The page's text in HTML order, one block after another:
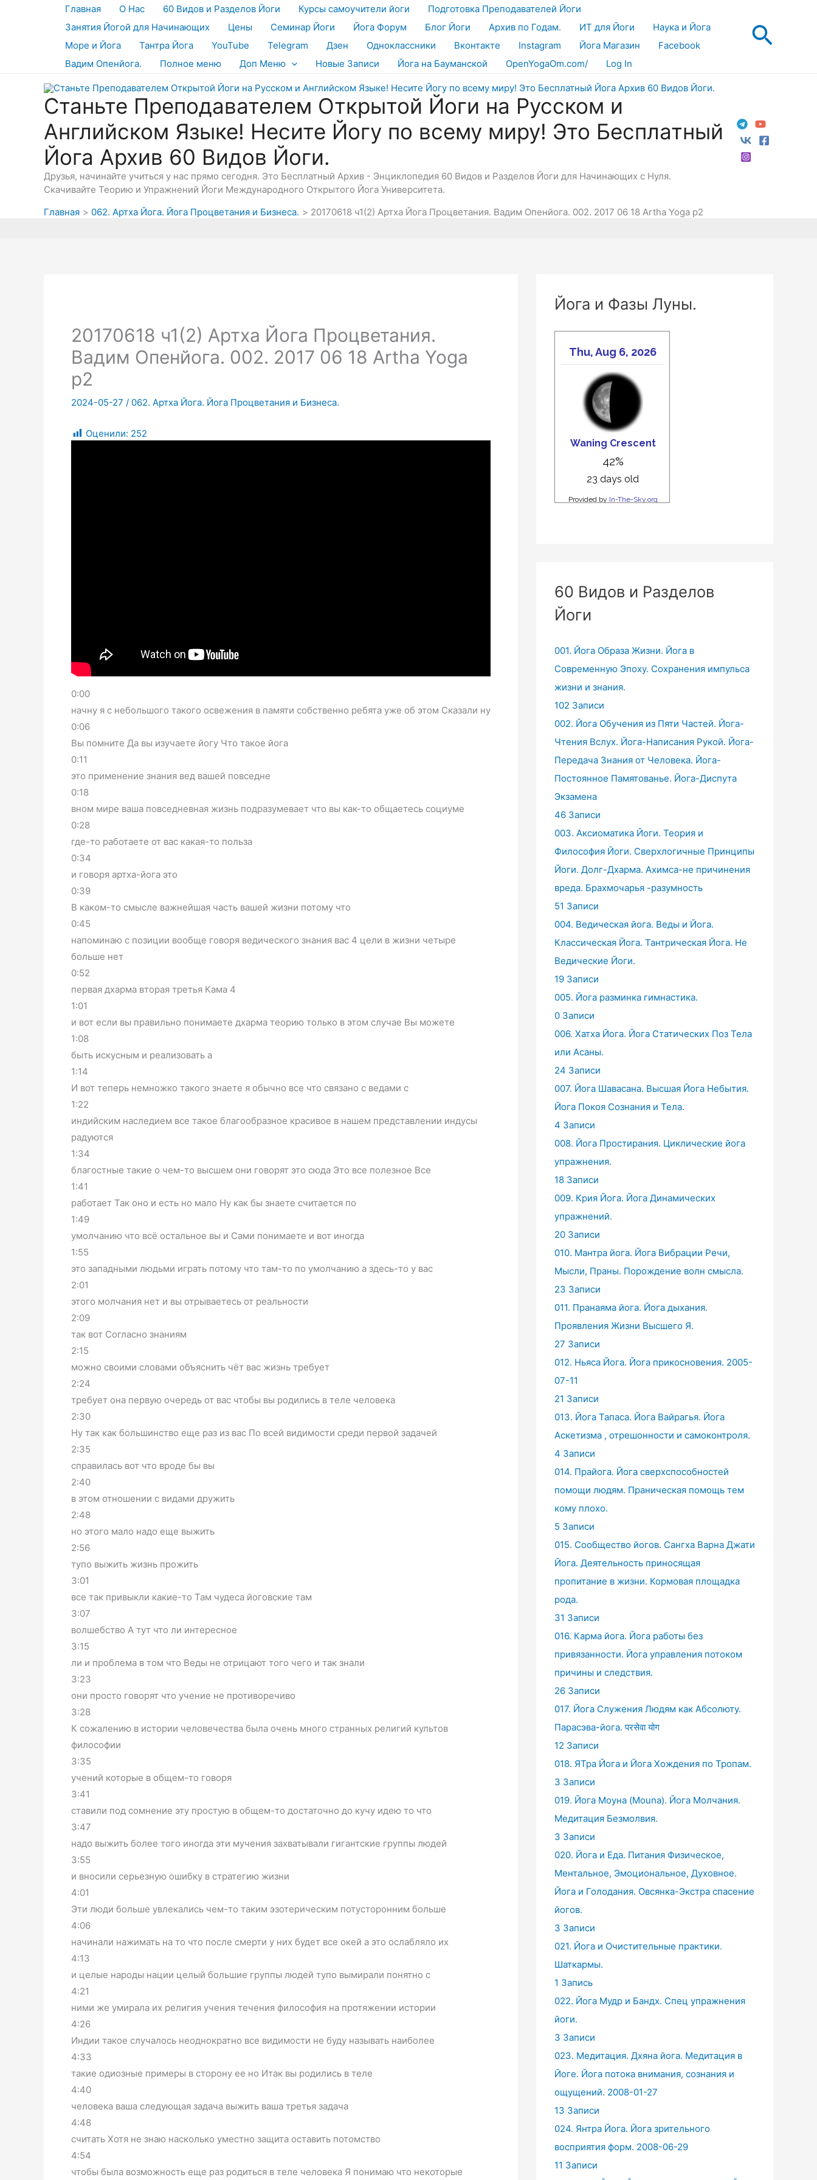
Главная О Нас 60 Видов и Разделов Йоги Курсы самоучители йоги
Подготовка Преподавателей Йоги
Занятия Йогой для Начинающих
Цены Семинар Йоги Йога Форум Блог Йоги Архив по Годам. ИТ для Йоги
Наука и Йога
Море и Йога
Тантра Йога YouTube Telegram Дзен Одноклассники Вконтакте Instagram Йога Магазин
Facebook
Вадим Опенйога.
Полное меню Доп Меню Новые Записи Йога на Бауманской OpenYogaOm.com/ Log In
Станьте Преподавателем Открытой Йоги на Русском и
Английском Языке! Несите Йогу по всему миру! Это Бесплатный
Йога Архив 60 Видов Йоги.
Друзья, начинайте учиться у нас прямо сегодня. Это Бесплатный Архив - Энциклопедия 60 Видов и Разделов Йоги для Начинающих с Нуля.
Скачивайте Теорию и Упражнений Йоги Международного Открытого Йога Университета.
Главная
062. Артха Йога. Йога Процветания и Бизнеса. 20170618 ч1(2) Артха Йога Процветания. Вадим Опенйога. 002. 2017 06 18 Artha Yoga p2
20170618 ч1(2) Артха Йога Процветания.
Вадим Опенйога. 002. 2017 06 18 Artha Yoga
p2
2024-05-27 / 062. Артха Йога. Йога Процветания и Бизнеса.
Оценили: 252
0:00
начну я с небольшого такого освежения в памяти собственно ребята уже об этом Сказали ну
0:06
Вы помните Да вы изучаете йогу Что такое йога
0:11
это применение знания вед вашей повседне
0:18
вном мире ваша повседневная жизнь подразумевает что вы как-то общаетесь социуме
0:28
где-то работаете от вас какая-то польза
0:34
и говоря артха-йога это
0:39
В каком-то смысле важнейшая часть вашей жизни потому что
0:45
напоминаю с позиции вообще говоря ведического знания вас 4 цели в жизни четыре
больше нет
0:52
первая дхарма вторая третья Кама 4
1:01
и вот если вы правильно понимаете дхарма теорию только в этом случае Вы можете
1:08
быть искусным и реализовать а
1:14
И вот теперь немножко такого знаете я обычно все что связано с ведами с
1:22
индийским наследием все такое благообразное красивое в нашем представлении индусы
радуются
1:34
благостные такие о чем-то высшем они говорят это сюда Это все полезное Все
1:41
работает Так оно и есть но мало Ну как бы знаете считается по
1:49
умолчанию что всё остальное вы и Сами понимаете и вот иногда
1:55
это западными людьми играть потому что там-то по умолчанию а здесь-то у вас
2:01
этого молчания нет и вы отрываетесь от реальности
2:09
так вот Согласно знаниям
2:15
можно своими словами объяснить чёт вас жизнь требует
2:24
требует она первую очередь от вас чтобы вы родились в теле человека
2:30
Ну так как большинство еще раз из вас По всей видимости среди первой задачей
2:35
справилась вот что вроде бы вы
2:40
в этом отношении с видами дружить
2:48
но этого мало надо еще выжить
2:56
тупо выжить жизнь прожить
3:01
все так привыкли какие-то Там чудеса йоговские там
3:07
волшебство А тут что ли интересное
3:15
ли и проблема в том что Веды не отрицают того чего и так знали
3:23
они просто говорят что учение не противоречиво
3:28
К сожалению в истории человечества была очень много странных религий культов
философии
3:35
учений которые в общем-то говоря
3:41
ставили под сомнение эту простую в общем-то достаточно до кучу идею то что
3:47
надо выжить более того иногда эти мучения захватывали гигантские группы людей
3:55
и вносили серьезную ошибку в стратегию жизни
4:01
Эти люди больше увлекались чем-то таким эзотерическим потусторонним больше
4:06
начинали нажимать на то что после смерти у них будет все окей а это ослабляло их
4:13
и целые народы нации целый большие группы людей тупо вымирали понятно с
4:21
ними же умирала их религия учения течения философия на протяжении истории
4:26
Индии такое случалось неоднократно все видимости не буду называть наиболее
4:33
такие одиозные примеры в сторону ее но Итак вы родились в теле
4:40
человека ваша следующая задача выжить ваша третья задача
4:48
считать Хотя не знаю насколько уместно защита оставить потомство
4:54
чтобы была возможность еще раз родиться в теле человека Я понимаю что некоторые
Йога и Фазы Луны.
60 Видов и Разделов
Йоги
001. Йога Образа Жизни. Йога в
Современную Эпоху. Сохранения импульса
жизни и знания.
102 Записи
002. Йога Обучения из Пяти Частей. Йога-
Чтения Вслух. Йога-Написания Рукой. Йога-
Передача Знания от Человека. Йога-
Постоянное Памятованье. Йога-Диспута
Экзамена
46 Записи
003. Аксиоматика Йоги. Теория и
Философия Йоги. Сверхлогичные Принципы
Йоги. Долг-Дхарма. Ахимса-не причинения
вреда. Брахмочарья -разумность
51 Записи
004. Ведическая йога. Веды и Йога.
Классическая Йога. Тантрическая Йога. Не
Ведические Йоги.
19 Записи
005. Йога разминка гимнастика.
0 Записи
006. Хатха Йога. Йога Статических Поз Тела
или Асаны.
24 Записи
007. Йога Шавасана. Высшая Йога Небытия.
Йога Покоя Сознания и Тела.
4 Записи
008. Йога Простирания. Циклические йога
упражнения.
18 Записи
009. Крия Йога. Йога Динамических
упражнений.
20 Записи
010. Мантра йога. Йога Вибрации Речи,
Мысли, Праны. Порождение волн смысла.
23 Записи
011. Пранаяма йога. Йога дыхания.
Проявления Жизни Высшего Я.
27 Записи
012. Ньяса Йога. Йога прикосновения. 2005-
07-11
21 Записи
013. Йога Тапаса. Йога Вайрагья. Йога
Аскетизма , отрешонности и самоконтроля.
4 Записи
014. Прайога. Йога сверхспособностей
помощи людям. Праническая помощь тем
кому плохо.
5 Записи
015. Сообщество йогов. Сангха Варна Джати
Йога. Деятельность приносящая
пропитание в жизни. Кормовая площадка
рода.
31 Записи
016. Карма йога. Йога работы без
привязанности. Йога управления потоком
причины и следствия.
26 Записи
017. Йога Служения Людям как Абсолюту.
Парасэва-йога. परसेवा योग
12 Записи
018. ЯТра Йога и Йога Хождения по Тропам.
3 Записи
019. Йога Моуна (Mouna). Йога Молчания.
Медитация Безмолвия.
3 Записи
020. Йога и Еда. Питания Физическое,
Ментальное, Эмоциональное, Духовное.
Йога и Голодания. Овсянка-Экстра спасение
йогов.
3 Записи
021. Йога и Очистительные практики.
Шаткармы.
1 Запись
022. Йога Мудр и Бандх. Спец упражнения
йоги.
3 Записи
023. Медитация. Дхяна йога. Медитация в
Йоге. Йога потока внимания, сознания и
ощущений. 2008-01-27
13 Записи
024. Янтра Йога. Йога зрительного
восприятия форм. 2008-06-29
11 Записи